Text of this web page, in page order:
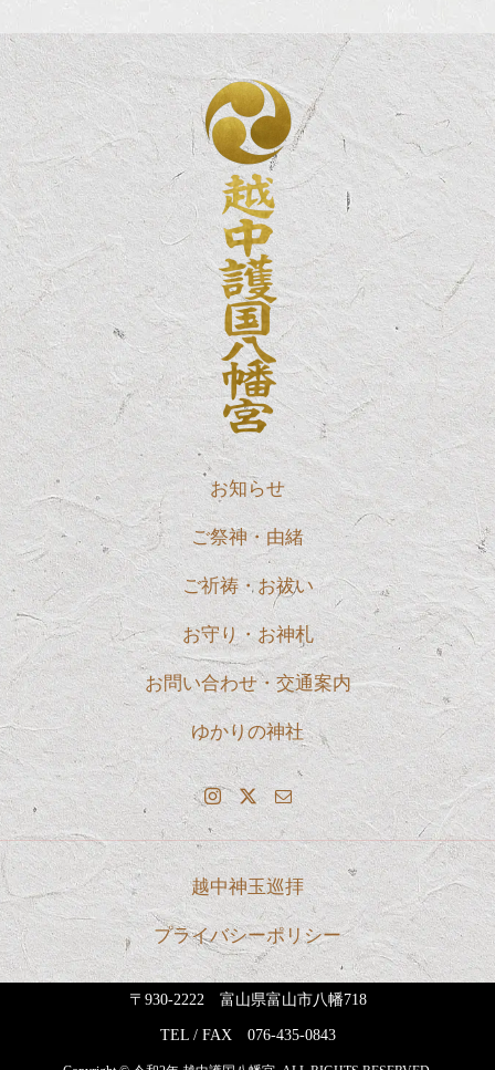
お知らせ
ご祭神・由緒
ご祈祷・お祓い
お守り・お神札
お問い合わせ・交通案内
ゆかりの神社
越中神玉巡拝
プライバシーポリシー
〒930-2222 富山県富山市八幡718
TEL / FAX 076-435-0843